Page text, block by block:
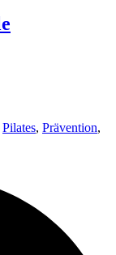
Pilates, Prävention,